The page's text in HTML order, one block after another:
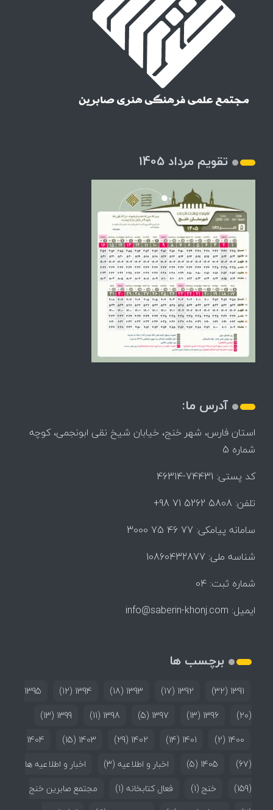
تقویم مرداد 1405
آدرس ما:
استان فارس، شهر خنج، خیابان شیخ نقی ابونجمی، کوچه
شماره 5
کد پستی: 74431-46314
تلفن: 5808 5262 71 98+
سامانه پیامکی: 77 46 75 3000
شناسه ملی: 10860432877
شماره ثبت: 04
ایمیل: info@saberin-khonj.com
برچسب ها
1391
(32)
1392
(17)
1393
(18)
1394
(12)
1395
(20)
1396
(13)
1397
(5)
1398
(11)
1399
(13)
1400
(2)
1401
(14)
1402
(29)
1403
(15)
1404
(67)
1405
(5) اخبار و اطلاعیه (3)
اخبار و اطلاعیه ها
(159)
خنج (1) فعال کتابخانه (1)
مجتمع صابرین خنج